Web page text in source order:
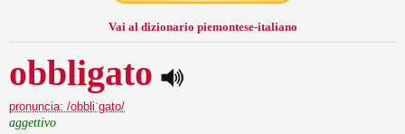
Vai al dizionario piemontese-italiano
obbligato
pronuncia: /obbliˈgato/
aggettivo